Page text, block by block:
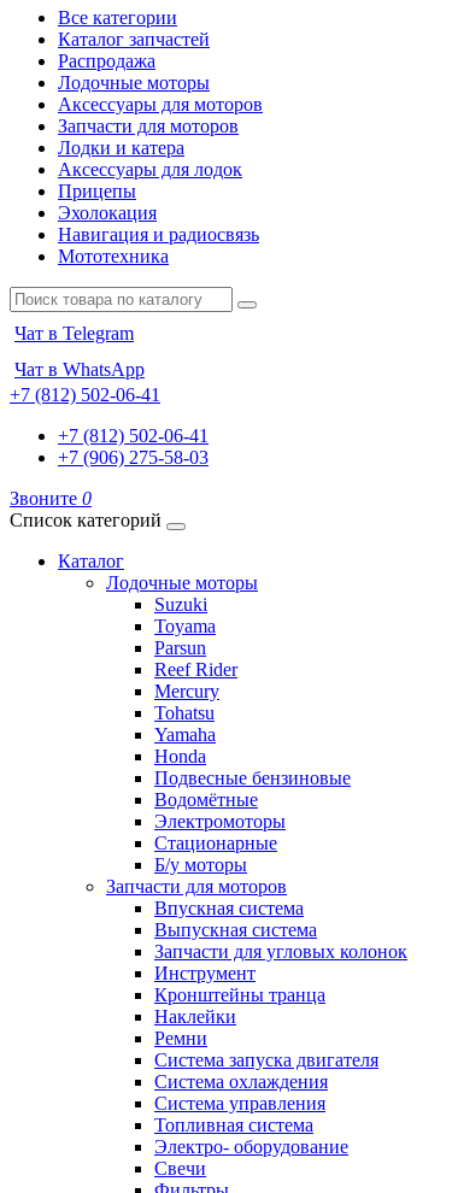
Все категории
Каталог запчастей
Распродажа
Лодочные моторы
Аксессуары для моторов
Запчасти для моторов
Лодки и катера
Аксессуары для лодок
Прицепы
Эхолокация
Навигация и радиосвязь
Мототехника
Чат в Telegram
Чат в WhatsApp
+7 (812) 502-06-41
+7 (812) 502-06-41
+7 (906) 275-58-03
Звоните 0
Список категорий
Каталог
Лодочные моторы
Suzuki
Toyama
Parsun
Reef Rider
Mercury
Tohatsu
Yamaha
Honda
Подвесные бензиновые
Водомётные
Электромоторы
Стационарные
Б/у моторы
Запчасти для моторов
Впускная система
Выпускная система
Запчасти для угловых колонок
Инструмент
Кронштейны транца
Наклейки
Ремни
Система запуска двигателя
Система охлаждения
Система управления
Топливная система
Электро- оборудование
Свечи